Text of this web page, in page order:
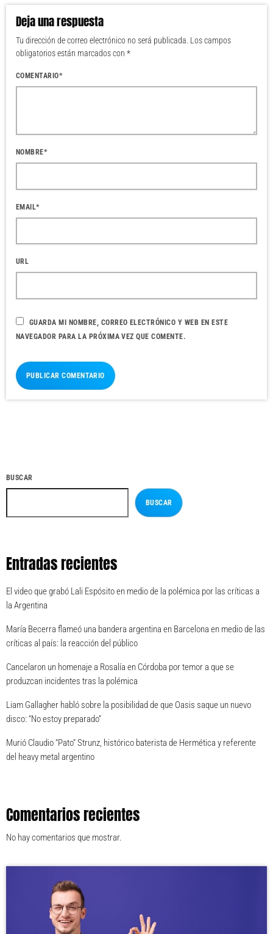
Deja una respuesta
Tu dirección de correo electrónico no será publicada. Los campos
obligatorios están marcados con *
COMENTARIO*
NOMBRE*
EMAIL*
URL
GUARDA MI NOMBRE, CORREO ELECTRÓNICO Y WEB EN ESTE
NAVEGADOR PARA LA PRÓXIMA VEZ QUE COMENTE.
BUSCAR
BUSCAR
Entradas recientes
El video que grabó Lali Espósito en medio de la polémica por las críticas a
la Argentina
María Becerra flameó una bandera argentina en Barcelona en medio de las
críticas al país: la reacción del público
Cancelaron un homenaje a Rosalía en Córdoba por temor a que se
produzcan incidentes tras la polémica
Liam Gallagher habló sobre la posibilidad de que Oasis saque un nuevo
disco: “No estoy preparado”
Murió Claudio “Pato” Strunz, histórico baterista de Hermética y referente
del heavy metal argentino
Comentarios recientes
No hay comentarios que mostrar.